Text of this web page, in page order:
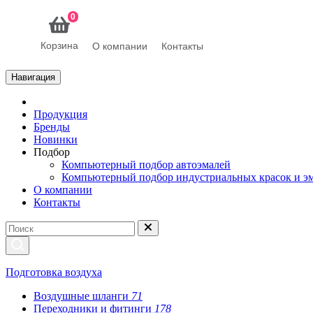
0
Корзина О компании Контакты
Навигация
Продукция
Бренды
Новинки
Подбор
Компьютерный подбор автоэмалей
Компьютерный подбор индустриальных красок и
О компании
Контакты
Подготовка воздуха
Воздушные шланги 71
Переходники и фитинги 178